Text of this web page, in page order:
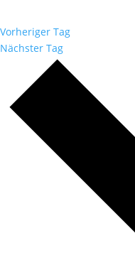
Vorheriger Tag
Nächster Tag